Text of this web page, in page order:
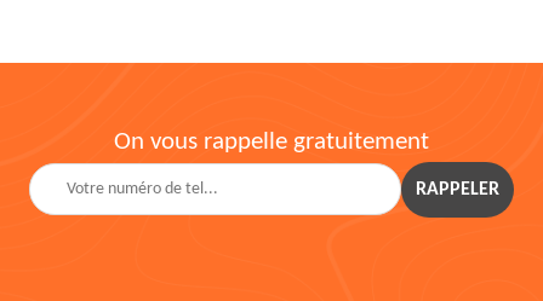
On vous rappelle gratuitement